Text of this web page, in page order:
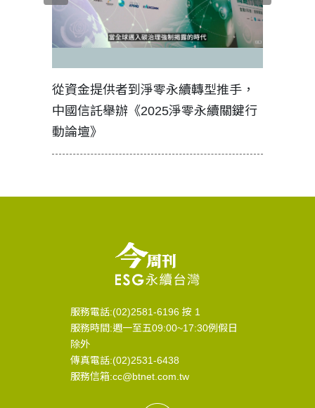
從資金提供者到淨零永續轉型推手，
中國信託舉辦《2025淨零永續關鍵行
動論壇》
服務電話:(02)2581-6196 按 1
服務時間:週一至五09:00~17:30例假日
除外
傳真電話:(02)2531-6438
服務信箱:cc@btnet.com.tw